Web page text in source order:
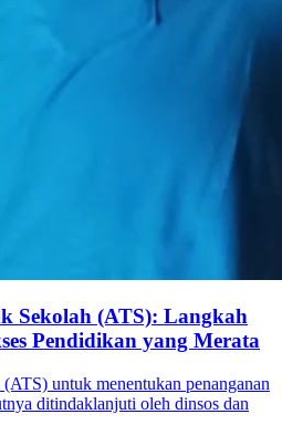
Sekolah (ATS): Langkah
Pendidikan yang Merata
untuk menentukan penanganan
ditindaklanjuti oleh dinsos dan